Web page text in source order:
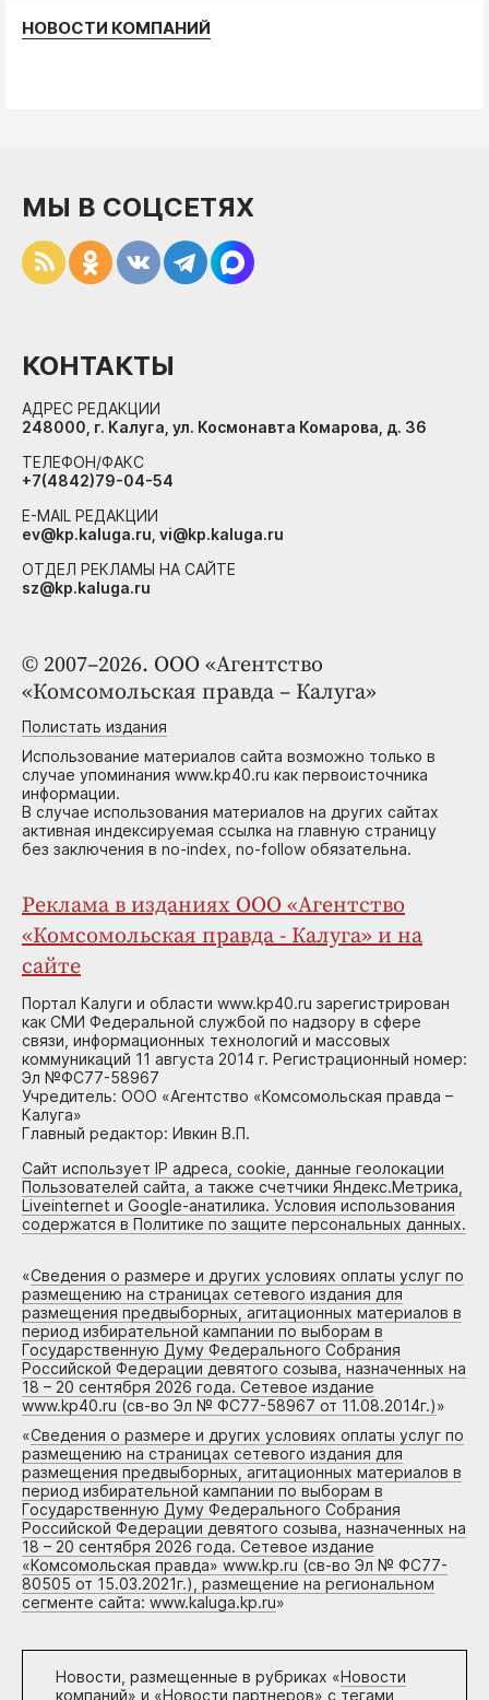
НОВОСТИ КОМПАНИЙ
© 2007–2026. ООО «Агентство
«Комсомольская правда – Калуга»
Полистать издания
Использование материалов сайта возможно только в
случае упоминания www.kp40.ru как первоисточника
информации.
В случае использования материалов на других сайтах
активная индексируемая ссылка на главную страницу
без заключения в no-index, no-follow обязательна.
Реклама в изданиях ООО «Агентство
«Комсомольская правда - Калуга» и на
сайте
Портал Калуги и области www.kp40.ru зарегистрирован
как СМИ Федеральной службой по надзору в сфере
связи, информационных технологий и массовых
коммуникаций 11 августа 2014 г. Регистрационный номер:
Эл №ФС77-58967
Учредитель: ООО «Агентство «Комсомольская правда –
Калуга»
Главный редактор: Ивкин В.П.
Сайт использует IP адреса, cookie, данные геолокации
Пользователей сайта, а также счетчики Яндекс.Метрика,
Liveinternet и Google-анатилика. Условия использования
содержатся в Политике по защите персональных данных.
«Сведения о размере и других условиях оплаты услуг по
размещению на страницах сетевого издания для
размещения предвыборных, агитационных материалов в
период избирательной кампании по выборам в
Государственную Думу Федерального Собрания
Российской Федерации девятого созыва, назначенных на
18 – 20 сентября 2026 года. Сетевое издание
www.kp40.ru (св-во Эл № ФС77-58967 от 11.08.2014г.)»
«Сведения о размере и других условиях оплаты услуг по
размещению на страницах сетевого издания для
размещения предвыборных, агитационных материалов в
период избирательной кампании по выборам в
Государственную Думу Федерального Собрания
Российской Федерации девятого созыва, назначенных на
18 – 20 сентября 2026 года. Сетевое издание
«Комсомольская правда» www.kp.ru (св-во Эл № ФС77-
80505 от 15.03.2021г.), размещение на региональном
сегменте сайта: www.kaluga.kp.ru»
Новости, размещенные в рубриках «Новости
компаний» и «Новости партнеров» с тегами
МЫ В СОЦСЕТЯХ
КОНТАКТЫ
АДРЕС РЕДАКЦИИ
248000, г. Калуга, ул. Космонавта Комарова, д. 36
ТЕЛЕФОН/ФАКС
+7(4842)79-04-54
E-MAIL РЕДАКЦИИ
ev@kp.kaluga.ru, vi@kp.kaluga.ru
ОТДЕЛ РЕКЛАМЫ НА САЙТЕ
sz@kp.kaluga.ru